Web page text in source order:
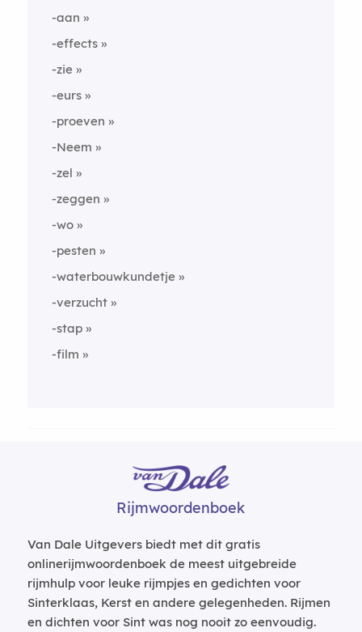
-aan
-effects
-zie
-eurs
-proeven
-Neem
-zel
-zeggen
-wo
-pesten
-waterbouwkundetje
-verzucht
-stap
-film
Rijmwoordenboek
Van Dale Uitgevers biedt met dit gratis
onlinerijmwoordenboek de meest uitgebreide
rijmhulp voor leuke rijmpjes en gedichten voor
Sinterklaas, Kerst en andere gelegenheden. Rijmen
en dichten voor Sint was nog nooit zo eenvoudig.